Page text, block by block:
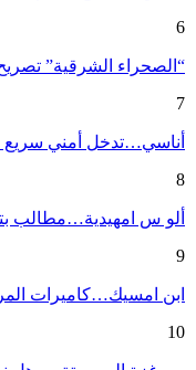
6
“الصحراء الشرقية”
7
أناسي…تدخل أمني سريع
8
ألو س امهيدية…مطالب
9
ابن امسيك…كاميرات
10